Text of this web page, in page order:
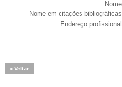
Nome
Nome em citações bibliográficas
Endereço profissional
Voltar